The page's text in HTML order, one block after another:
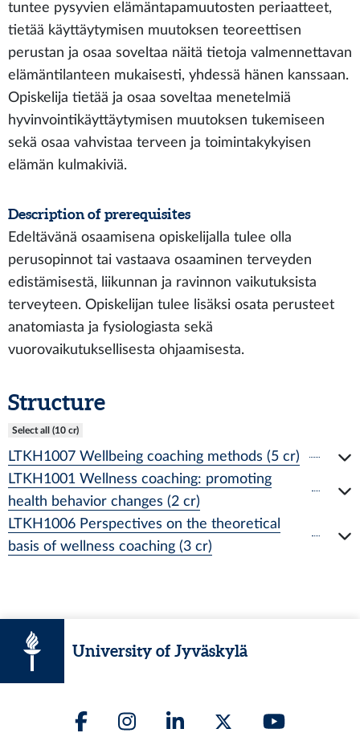
tuntee pysyvien elämäntapamuutosten periaatteet,
tietää käyttäytymisen muutoksen teoreettisen
perustan ja osaa soveltaa näitä tietoja valmennettavan
elämäntilanteen mukaisesti, yhdessä hänen kanssaan.
Opiskelija tietää ja osaa soveltaa menetelmiä
hyvinvointikäyttäytymisen muutoksen tukemiseen
sekä osaa vahvistaa terveen ja toimintakykyisen
elämän kulmakiviä.
Description of prerequisites
Edeltävänä osaamisena opiskelijalla tulee olla
perusopinnot tai vastaava osaaminen terveyden
edistämisestä, liikunnan ja ravinnon vaikutuksista
terveyteen. Opiskelijan tulee lisäksi osata perusteet
anatomiasta ja fysiologiasta sekä
vuorovaikutuksellisesta ohjaamisesta.
Structure
Select all (10 cr)
LTKH1007 Wellbeing coaching methods (5 cr)
LTKH1001 Wellness coaching: promoting
health behavior changes (2 cr)
LTKH1006 Perspectives on the theoretical
basis of wellness coaching (3 cr)
University of Jyväskylä